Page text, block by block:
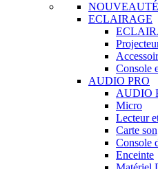
ECLAIRAGE
Console
AUDIO PRO
AUDIO
Micro
Lecteur
Carte
Console
Enceinte